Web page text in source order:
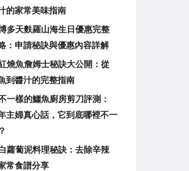
的家常美味指南
多天麩羅山海生日優惠完整
：申請秘訣與優惠內容詳解
燒魚詹姆士秘訣大公開：從
到醬汁的完整指南
一樣的鱷魚廚房剪刀評測：
主婦真心話，它到底哪裡不一
蘿蔔泥料理秘訣：去除辛辣
常食譜分享